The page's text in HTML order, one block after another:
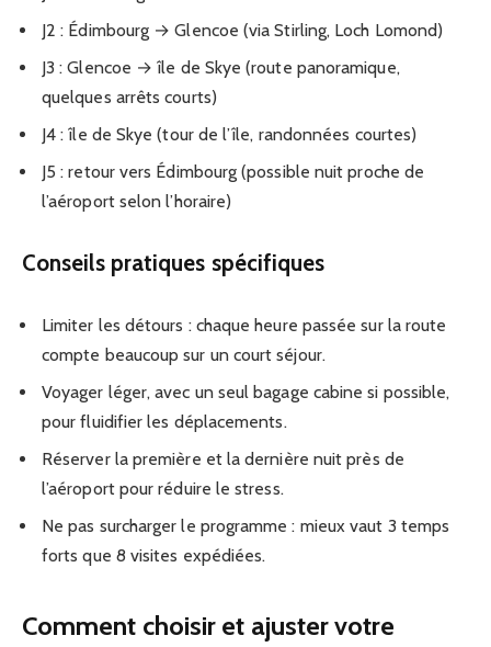
J2 : Édimbourg → Glencoe (via Stirling, Loch Lomond)
J3 : Glencoe → île de Skye (route panoramique,
quelques arrêts courts)
J4 : île de Skye (tour de l’île, randonnées courtes)
J5 : retour vers Édimbourg (possible nuit proche de
l’aéroport selon l’horaire)
Conseils pratiques spécifiques
Limiter les détours : chaque heure passée sur la route
compte beaucoup sur un court séjour.
Voyager léger, avec un seul bagage cabine si possible,
pour fluidifier les déplacements.
Réserver la première et la dernière nuit près de
l’aéroport pour réduire le stress.
Ne pas surcharger le programme : mieux vaut 3 temps
forts que 8 visites expédiées.
Comment choisir et ajuster votre